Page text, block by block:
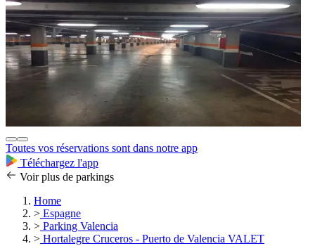
Toutes vos réservations sont dans notre app
Téléchargez l'app
Voir plus de parkings
Home
> Espagne
> Parking Valencia
> Hortalegre Cruceros - Puerto de Valencia VALET